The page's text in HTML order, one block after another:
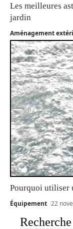
Les meilleures
jardin
Aménagement
Pourquoi utiliser
Équipement 22
Recherche